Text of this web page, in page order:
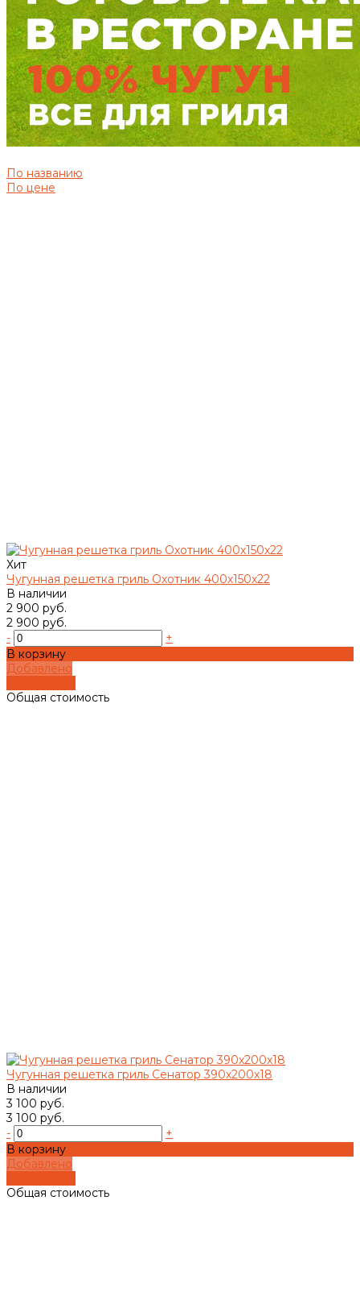
По названию
По цене
Хит
Чугунная решетка гриль Охотник 400х150х22
В наличии
2 900 руб.
2 900 руб.
-
+
В корзину
Добавлено
Общая стоимость
Чугунная решетка гриль Сенатор 390х200х18
В наличии
3 100 руб.
3 100 руб.
-
+
В корзину
Добавлено
Общая стоимость